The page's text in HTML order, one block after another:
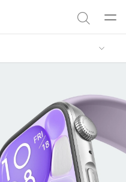
Хайлт
Цэс
нээх